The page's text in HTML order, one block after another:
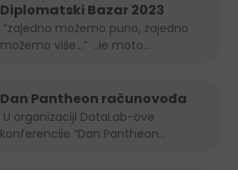
Diplomatski Bazar 2023
možemo više…“ ..je moto
Dan Pantheon računovođa
konferencije “Dan Pantheon